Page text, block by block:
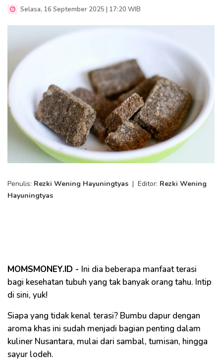
Selasa, 16 September 2025 | 17:20 WIB
Penulis: Rezki Wening Hayuningtyas | Editor: Rezki Wening
Hayuningtyas
MOMSMONEY.ID - Ini dia beberapa manfaat terasi
bagi kesehatan tubuh yang tak banyak orang tahu. Intip
di sini, yuk!
Siapa yang tidak kenal terasi? Bumbu dapur dengan
aroma khas ini sudah menjadi bagian penting dalam
kuliner Nusantara, mulai dari sambal, tumisan, hingga
sayur lodeh.